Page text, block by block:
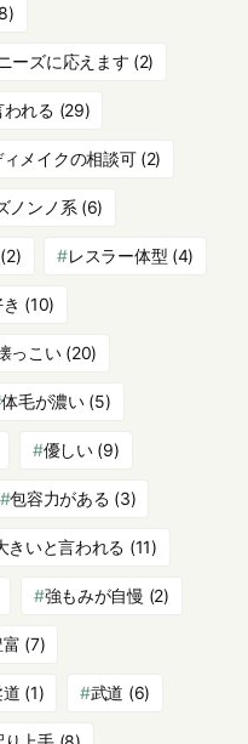
ーズに応えます (2)
われる (29)
メイクの相談可(2)
ノンノ系 (6)
(2) レスラー体型 (4)
(10)
っこい(20)
体毛が濃い(5)
優しい(9)
包容力がある (3)
きいと言われる (11)
強もみが自慢 (2)
(7)
(1) 武道 (6)